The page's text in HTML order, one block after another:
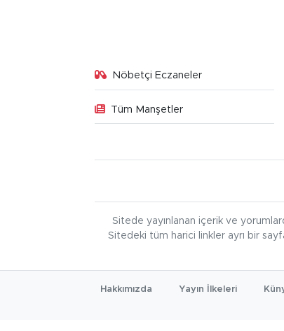
Nöbetçi Eczaneler
Tüm Manşetler
Sitede yayınlanan içerik ve
Sitedeki tüm harici linkler ayrı bir
Hakkımızda Yayın İlkeleri